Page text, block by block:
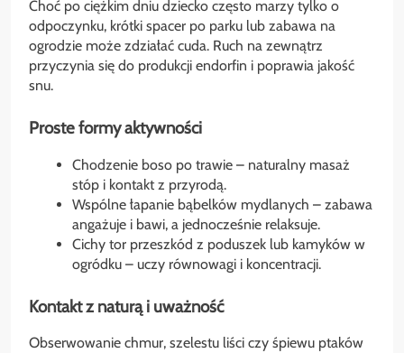
Choć po ciężkim dniu dziecko często marzy tylko o
odpoczynku, krótki spacer po parku lub zabawa na
ogrodzie może zdziałać cuda. Ruch na zewnątrz
przyczynia się do produkcji endorfin i poprawia jakość
snu.
Proste formy aktywności
Chodzenie boso po trawie – naturalny masaż
stóp i kontakt z przyrodą.
Wspólne łapanie bąbelków mydlanych – zabawa
angażuje i bawi, a jednocześnie relaksuje.
Cichy tor przeszkód z poduszek lub kamyków w
ogródku – uczy równowagi i koncentracji.
Kontakt z naturą i uważność
Obserwowanie chmur, szelestu liści czy śpiewu ptaków